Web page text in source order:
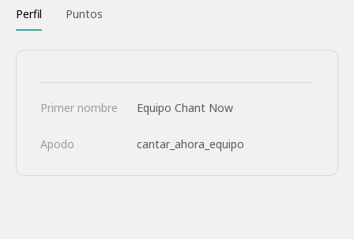
Perfil Puntos
Primer nombre Equipo Chant Now
Apodo cantar_ahora_equipo